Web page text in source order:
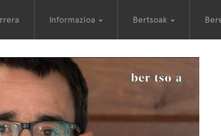
Informazioa Bertsoak